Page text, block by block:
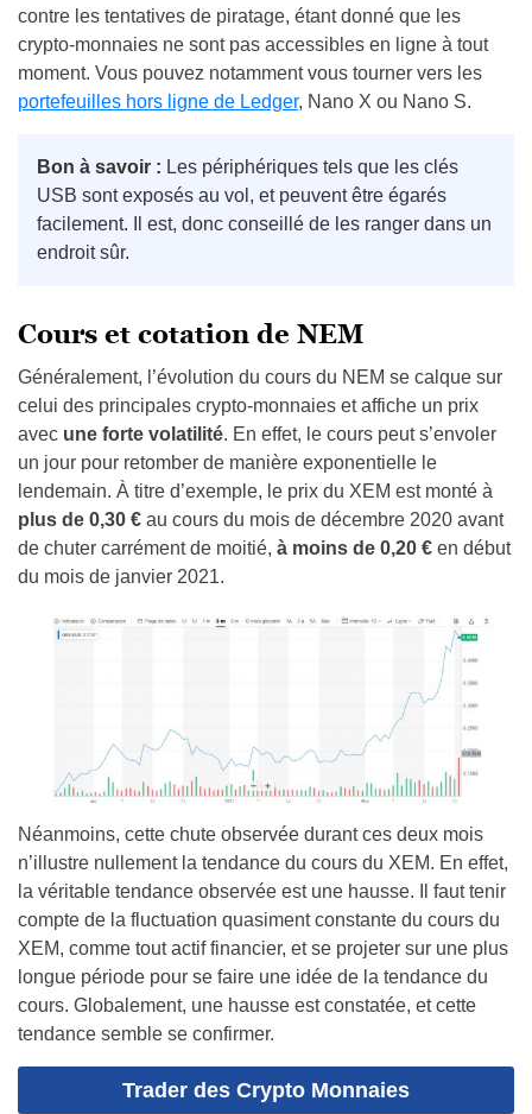
contre les tentatives de piratage, étant donné que les
crypto-monnaies ne sont pas accessibles en ligne à tout
moment. Vous pouvez notamment vous tourner vers les
portefeuilles hors ligne de Ledger, Nano X ou Nano S.
Bon à savoir : Les périphériques tels que les clés
USB sont exposés au vol, et peuvent être égarés
facilement. Il est, donc conseillé de les ranger dans un
endroit sûr.
Cours et cotation de NEM
Généralement, l’évolution du cours du NEM se calque sur
celui des principales crypto-monnaies et affiche un prix
avec une forte volatilité. En effet, le cours peut s’envoler
un jour pour retomber de manière exponentielle le
lendemain. À titre d’exemple, le prix du XEM est monté à
plus de 0,30 € au cours du mois de décembre 2020 avant
de chuter carrément de moitié, à moins de 0,20 € en début
du mois de janvier 2021.
Néanmoins, cette chute observée durant ces deux mois
n’illustre nullement la tendance du cours du XEM. En effet,
la véritable tendance observée est une hausse. Il faut tenir
compte de la fluctuation quasiment constante du cours du
XEM, comme tout actif financier, et se projeter sur une plus
longue période pour se faire une idée de la tendance du
cours. Globalement, une hausse est constatée, et cette
tendance semble se confirmer.
Trader des Crypto Monnaies